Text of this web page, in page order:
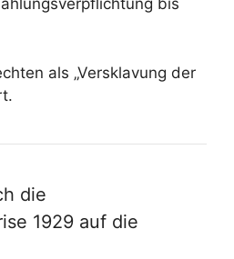
bis
als „Versklavung der
die
1929 auf die